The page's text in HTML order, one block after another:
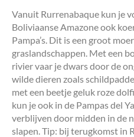
Vanuit Rurrenabaque kun je
Boliviaanse Amazone ook
Pampa’s. Dit is een groot
graslandschappen. Met een
rivier vaar je dwars door de
wilde dieren zoals
met een beetje geluk roze
kun je ook in de Pampas del
verblijven door midden in de
slapen. Tip: bij terugkomst in